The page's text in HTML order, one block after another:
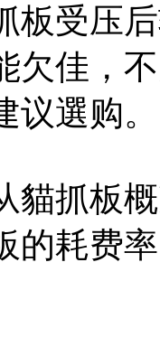
受压
欠佳，
议選购。
抓板
的耗费